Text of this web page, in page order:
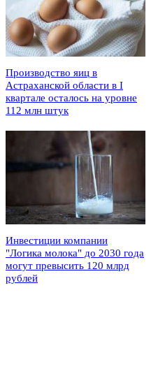
Производство яиц в
Астраханской области в I
квартале осталось на уровне
112 млн штук
Инвестиции компании
"Логика молока" до 2030 года
могут превысить 120 млрд
рублей